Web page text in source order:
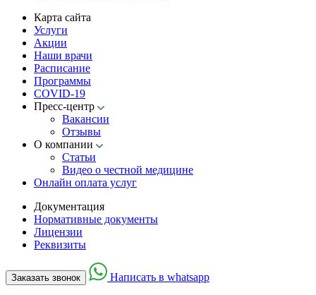
Карта сайта
Услуги
Акции
Наши врачи
Расписание
Программы
COVID-19
Пресс-центр
Вакансии
Отзывы
О компании
Статьи
Видео о честной медицине
Онлайн оплата услуг
Документация
Нормативные документы
Лицензии
Реквизиты
Заказать звонок Написать в whatsapp